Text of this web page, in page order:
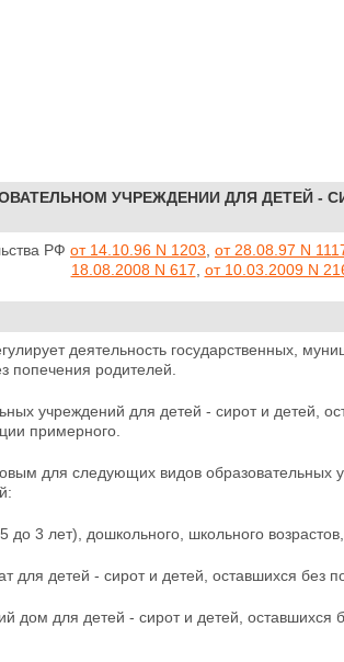
УЧРЕЖДЕНИИ ДЛЯ ДЕТЕЙ -
РФ от 14.10.96 N 1203 от 28.08.97 N
18.08.2008 N 617 от 10.03.2009 N
деятельность государственных,
попечения родителей.
учреждений для детей - сирот и детей,
примерного.
для следующих видов образовательных
до 3 лет), дошкольного, школьного
для детей - сирот и детей, оставшихся без
дом для детей - сирот и детей, оставшихся